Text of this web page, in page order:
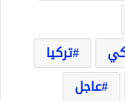
تركيا
عاجل